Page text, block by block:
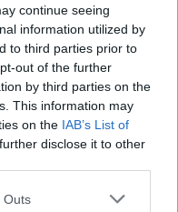
continue seeing
information utilized by
to third parties prior to
out of the further
by third parties on the
This information may
on the IAB’s List of
disclose it to other
one or more Google
Outs
scegliere il fitness